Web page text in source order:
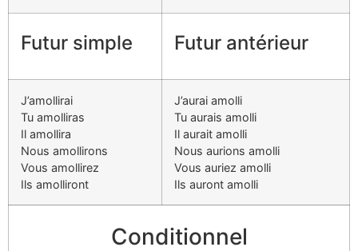
Futur simple Futur antérieur
J’amollirai
Tu amolliras
Il amollira
Nous amollirons
Vous amollirez
Ils amolliront
J’aurai amolli
Tu aurais amolli
Il aurait amolli
Nous aurions amolli
Vous auriez amolli
Ils auront amolli
Conditionnel